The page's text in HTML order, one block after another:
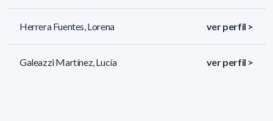
Herrera Fuentes, Lorena ver perfil >
Galeazzi Martínez, Lucía ver perfil >